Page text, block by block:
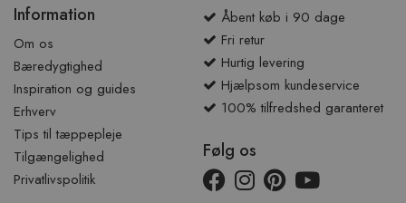
Information
Om os
Bæredygtighed
Inspiration og guides
Erhverv
Tips til tæppepleje
Tilgængelighed
Privatlivspolitik
Åbent køb i 90 dage
Fri retur
Hurtig levering
Hjælpsom kundeservice
100% tilfredshed garanteret
Følg os